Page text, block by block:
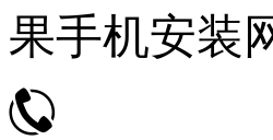
果手机安装